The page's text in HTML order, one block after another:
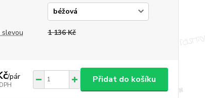
slevou 1 136 Kč
/pár Přidat do košíku